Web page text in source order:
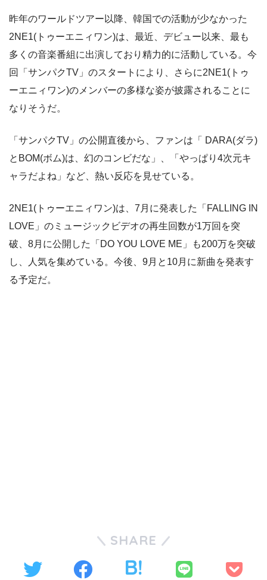
昨年のワールドツアー以降、韓国での活動が少なかった
2NE1(トゥーエニィワン)は、最近、デビュー以来、最も
多くの音楽番組に出演しており精力的に活動している。今
回「サンパクTV」のスタートにより、さらに2NE1(トゥ
ーエニィワン)のメンバーの多様な姿が披露されることに
なりそうだ。
「サンパクTV」の公開直後から、ファンは「 DARA(ダラ)
とBOM(ボム)は、幻のコンビだな」、「やっぱり4次元キ
ャラだよね」など、熱い反応を見せている。
2NE1(トゥーエニィワン)は、7月に発表した「FALLING IN
LOVE」のミュージックビデオの再生回数が1万回を突
破、8月に公開した「DO YOU LOVE ME」も200万を突破
し、人気を集めている。今後、9月と10月に新曲を発表す
る予定だ。
SHARE